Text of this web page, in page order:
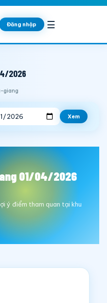
Đăng nhập ☰
2026
giang
Xem
01/04/2026
ý điểm tham quan tại khu